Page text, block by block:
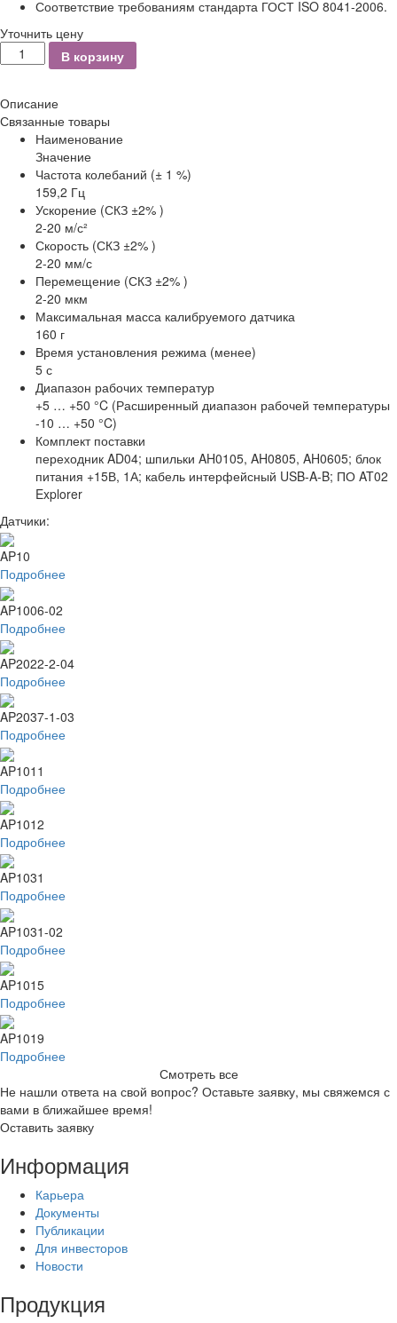
Соответствие требованиям стандарта ГОСТ ISO 8041-2006.
Уточнить цену
КоличествоВ корзину
Описание
Связанные товары
Наименование
Значение
Частота колебаний (± 1 %)
159,2 Гц
Ускорение (СКЗ ±2% )
2-20 м/с²
Скорость (СКЗ ±2% )
2-20 мм/с
Перемещение (СКЗ ±2% )
2-20 мкм
Максимальная масса калибруемого датчика
160 г
Время установления режима (менее)
5 с
Диапазон рабочих температур
+5 … +50 °C (Расширенный диапазон рабочей температуры
-10 … +50 °C)
Комплект поставки
переходник AD04; шпильки AH0105, AH0805, AH0605; блок
питания +15В, 1А; кабель интерфейсный USB-A-B; ПО AT02
Explorer
Датчики:
AP10
Подробнее
AP1006-02
Подробнее
AP2022-2-04
Подробнее
AP2037-1-03
Подробнее
AP1011
Подробнее
AP1012
Подробнее
AP1031
Подробнее
AP1031-02
Подробнее
AP1015
Подробнее
AP1019
Подробнее
Смотреть все
Не нашли ответа на свой вопрос? Оставьте заявку, мы свяжемся с
вами в ближайшее время!
Оставить заявку
Информация
Карьера
Документы
Публикации
Для инвесторов
Новости
Продукция